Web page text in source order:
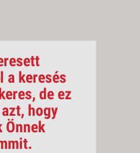
a keresés
de ez
hogy
Önnek